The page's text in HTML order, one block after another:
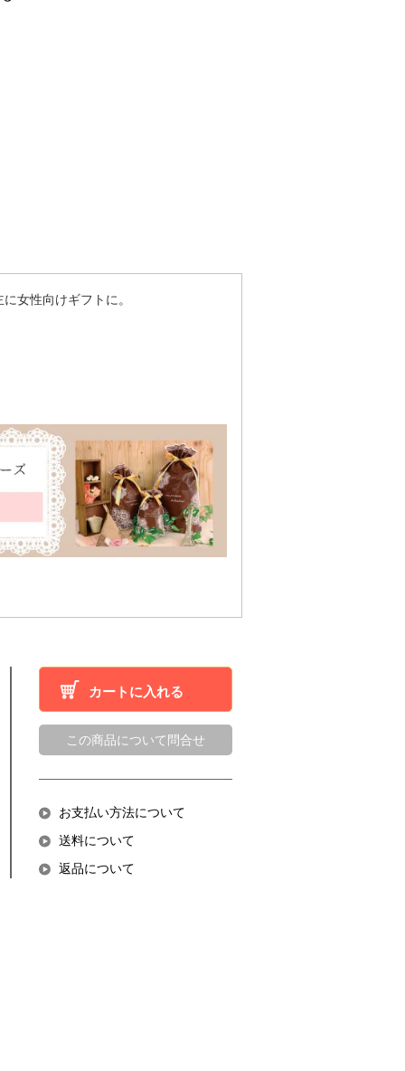
女性向けギフトに。
カートに入れる
この商品について問合せ
お支払い方法について
送料について
返品について